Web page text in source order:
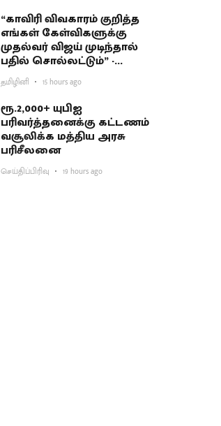
“காவிரி விவகாரம் குறித்த
எங்கள் கேள்விகளுக்கு
முதல்வர் விஜய் முடிந்தால்
பதில் சொல்லட்டும்” -
உதயநிதி சவால்
தமிழினி 15 hours ago
ரூ.2,000+ யுபிஐ
பரிவர்த்தனைக்கு கட்டணம்
வசூலிக்க மத்திய அரசு
பரிசீலனை
செய்திப்பிரிவு 19 hours ago